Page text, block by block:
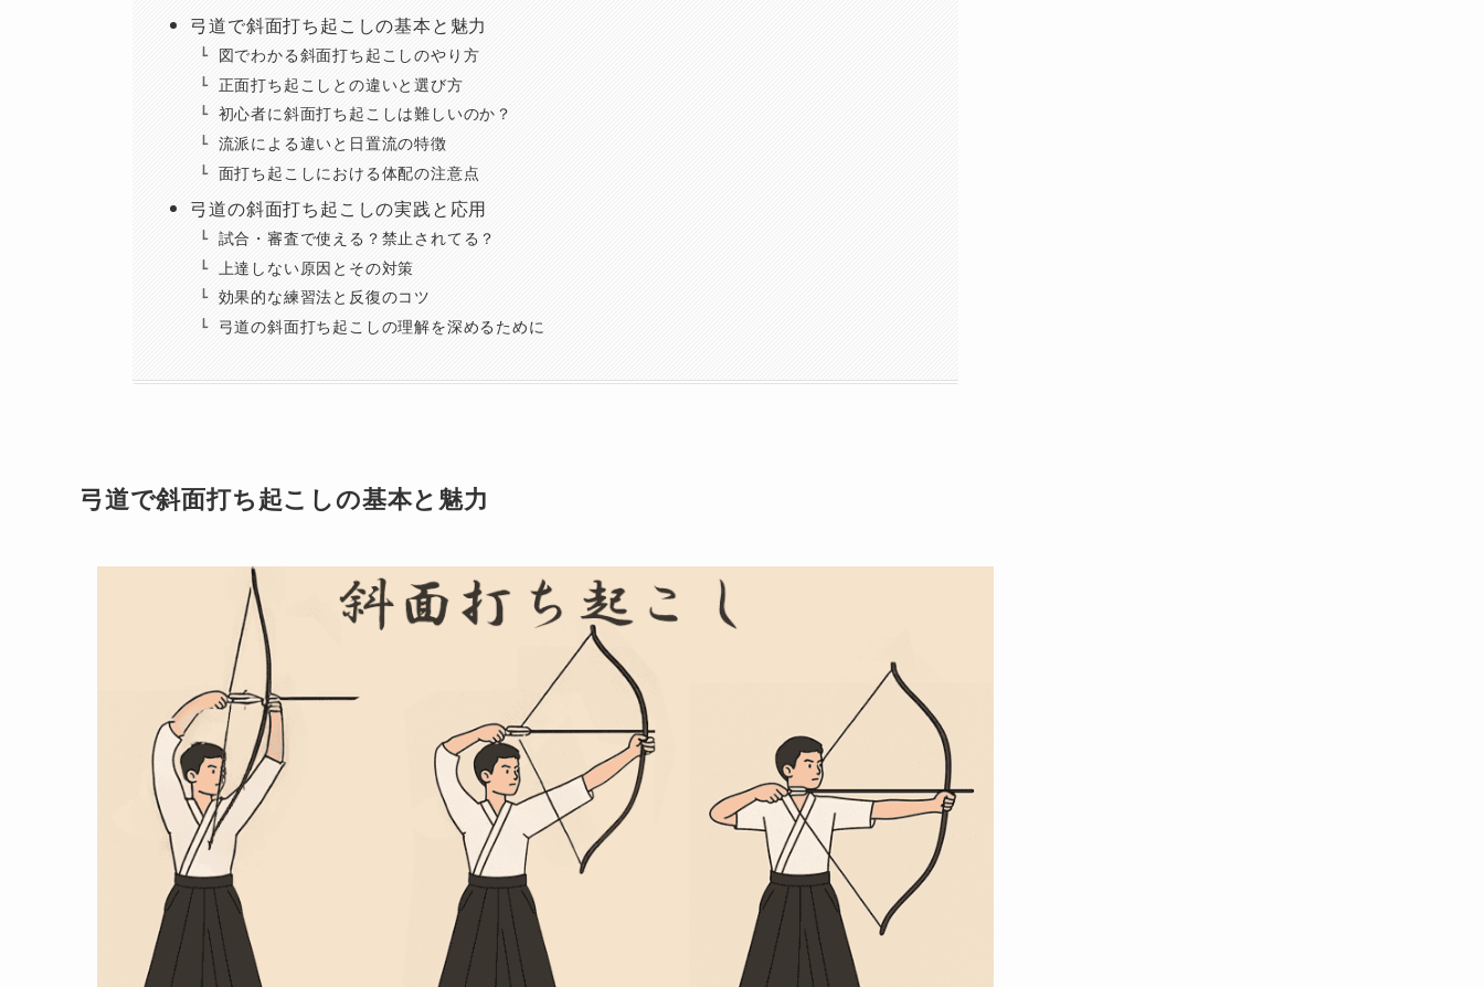
弓道で斜面打ち起こしの基本と魅力
図でわかる斜面打ち起こしのやり方
正面打ち起こしとの違いと選び方
初心者に斜面打ち起こしは難しいのか？
流派による違いと日置流の特徴
面打ち起こしにおける体配の注意点
弓道の斜面打ち起こしの実践と応用
試合・審査で使える？禁止されてる？
上達しない原因とその対策
効果的な練習法と反復のコツ
弓道の斜面打ち起こしの理解を深めるために
弓道で斜面打ち起こしの基本と魅力